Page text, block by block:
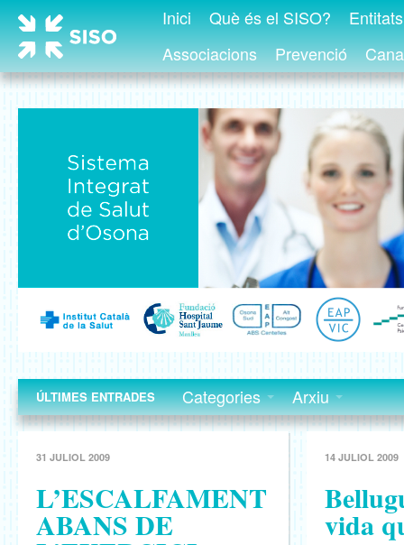
Inici Què és el SISO?
Associacions
Prevenció
ÚLTIMES ENTRADES Categories Arxiu
31 JULIOL 2009
L’ESCALFAMENT
ABANS DE
14 JULIOL 2009
vida